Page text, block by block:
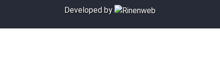
Developed by